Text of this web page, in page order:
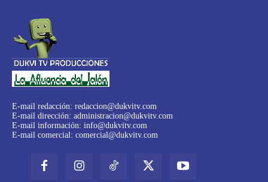
E-mail redacción: redaccion@dukvitv.com
E-mail dirección: administracion@dukvitv.com
E-mail información: info@dukvitv.com
E-mail comercial: comercial@dukvitv.com